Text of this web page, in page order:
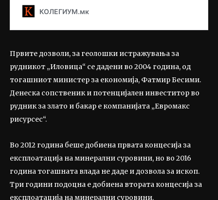
Првите дозволи, за геолошки истражувања за
рудникот „Иловица“ се дадени во 2004 година, од
тогашниот министер за економија, Фатмир Бесими.
Денеска сопственик и потенцијален инвеститор во
рудник за злато и бакар е компанијата „Евромакс
рисурсес“.
Во 2012 година беше добиена првата концесија за
експлоатација на минерални суровини, но во 2016
година тогашната влада не даде и дозвола за ископ.
Три години подоцна е добиена втората концесија за
експлоатација на минерални суровини.